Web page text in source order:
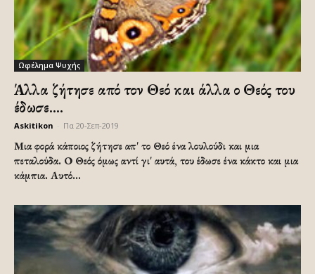
Ωφέλημα Ψυχής
Άλλα ζήτησε από τον Θεό και άλλα ο Θεός του
έδωσε....
Askitikon Πα 20-Σεπ-2019
Μια φορά κάποιος ζήτησε απ' το Θεό ένα λουλούδι και μια
πεταλούδα. Ο Θεός όμως αντί γι' αυτά, του έδωσε ένα κάκτο και μια
κάμπια. Αυτό...